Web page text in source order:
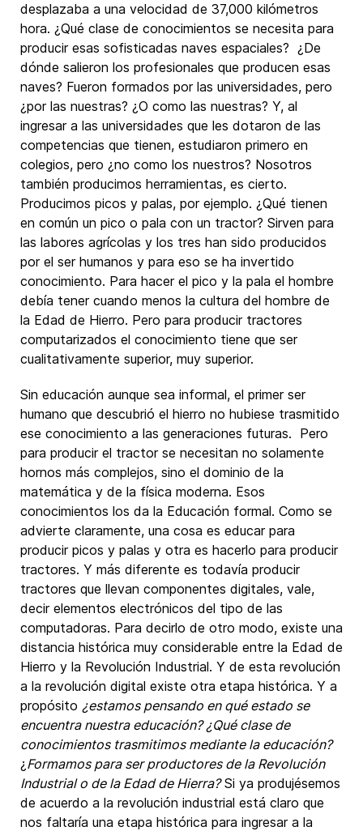
desplazaba a una velocidad de 37,000 kilómetros
hora. ¿Qué clase de conocimientos se necesita para
producir esas sofisticadas naves espaciales? ¿De
dónde salieron los profesionales que producen esas
naves? Fueron formados por las universidades, pero
¿por las nuestras? ¿O como las nuestras? Y, al
ingresar a las universidades que les dotaron de las
competencias que tienen, estudiaron primero en
colegios, pero ¿no como los nuestros? Nosotros
también producimos herramientas, es cierto.
Producimos picos y palas, por ejemplo. ¿Qué tienen
en común un pico o pala con un tractor? Sirven para
las labores agrícolas y los tres han sido producidos
por el ser humanos y para eso se ha invertido
conocimiento. Para hacer el pico y la pala el hombre
debía tener cuando menos la cultura del hombre de
la Edad de Hierro. Pero para producir tractores
computarizados el conocimiento tiene que ser
cualitativamente superior, muy superior.
Sin educación aunque sea informal, el primer ser
humano que descubrió el hierro no hubiese trasmitido
ese conocimiento a las generaciones futuras. Pero
para producir el tractor se necesitan no solamente
hornos más complejos, sino el dominio de la
matemática y de la física moderna. Esos
conocimientos los da la Educación formal. Como se
advierte claramente, una cosa es educar para
producir picos y palas y otra es hacerlo para producir
tractores. Y más diferente es todavía producir
tractores que llevan componentes digitales, vale,
decir elementos electrónicos del tipo de las
computadoras. Para decirlo de otro modo, existe una
distancia histórica muy considerable entre la Edad de
Hierro y la Revolución Industrial. Y de esta revolución
a la revolución digital existe otra etapa histórica. Y a
propósito ¿estamos pensando en qué estado se
encuentra nuestra educación? ¿Qué clase de
conocimientos trasmitimos mediante la educación?
¿Formamos para ser productores de la Revolución
Industrial o de la Edad de Hierra?Si ya produjésemos
de acuerdo a la revolución industrial está claro que
nos faltaría una etapa histórica para ingresar a la